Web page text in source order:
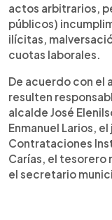
actos arbitrarios,
públicos)
ilícitas,
cuotas laborales.
De acuerdo con el
resulten
alcalde José
Enmanuel Larios,
Contrataciones
Carías, el tesorero
el secretario